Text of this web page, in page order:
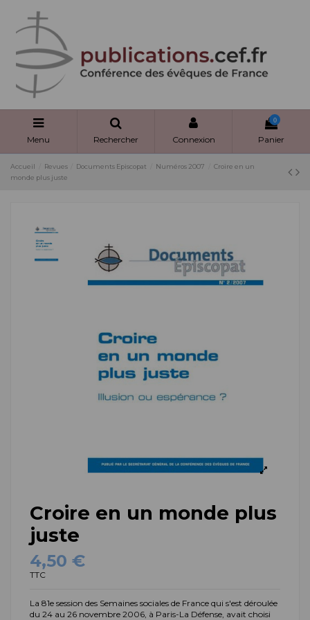
Menu Rechercher Connexion
0
Panier
Accueil Revues Documents Episcopat Numéros 2007
Croire en un
monde plus juste
Croire en un monde plus
juste
4,50 €
TTC
La 81e session des Semaines sociales de France qui s'est déroulée
du 24 au 26 novembre 2006, à Paris-La Défense, avait choisi